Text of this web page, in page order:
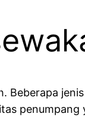
Beberapa